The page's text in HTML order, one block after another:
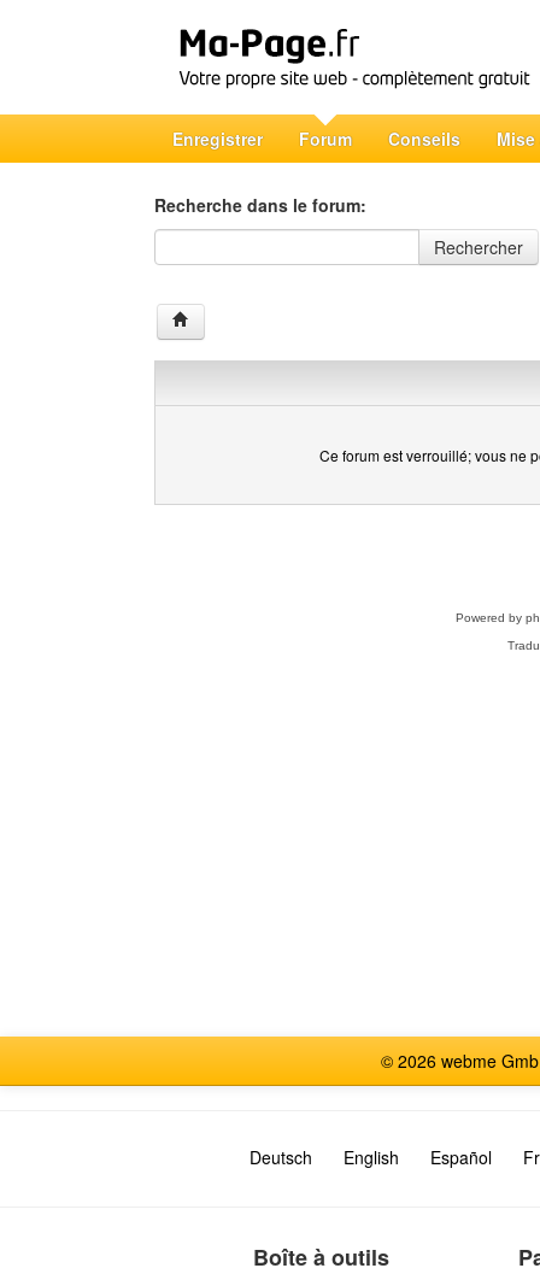
Enregistrer Forum Conseils Mise
Recherche dans le forum:
Recherche dans le forum
Rechercher
Ce forum est verrouillé; vous ne
Powered by
© 2026 webme
Deutsch English Español
Boîte à outils